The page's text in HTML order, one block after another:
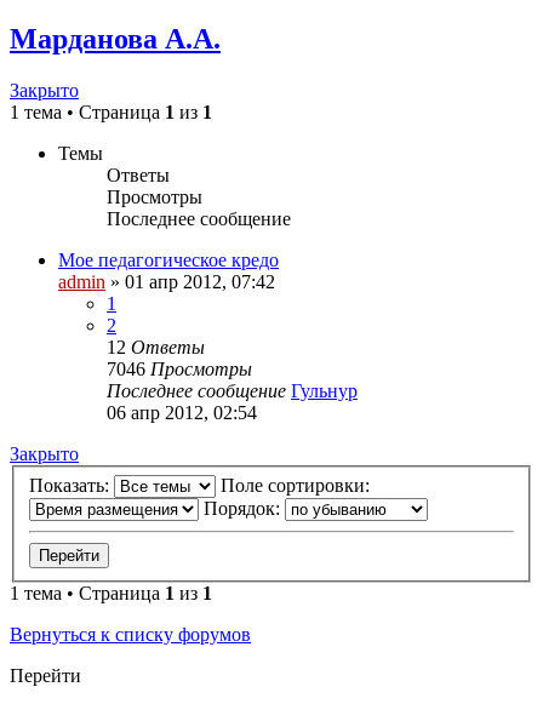
Марданова А.А.
Закрыто
1 тема • Страница 1 из 1
Темы
Ответы
Просмотры
Последнее сообщение
Мое педагогическое кредо
admin » 01 апр 2012, 07:42
1
2
12 Ответы
7046 Просмотры
Последнее сообщение Гульнур
06 апр 2012, 02:54
Закрыто
Показать:
Поле сортировки:
Порядок:
1 тема • Страница 1 из 1
Вернуться к списку форумов
Перейти